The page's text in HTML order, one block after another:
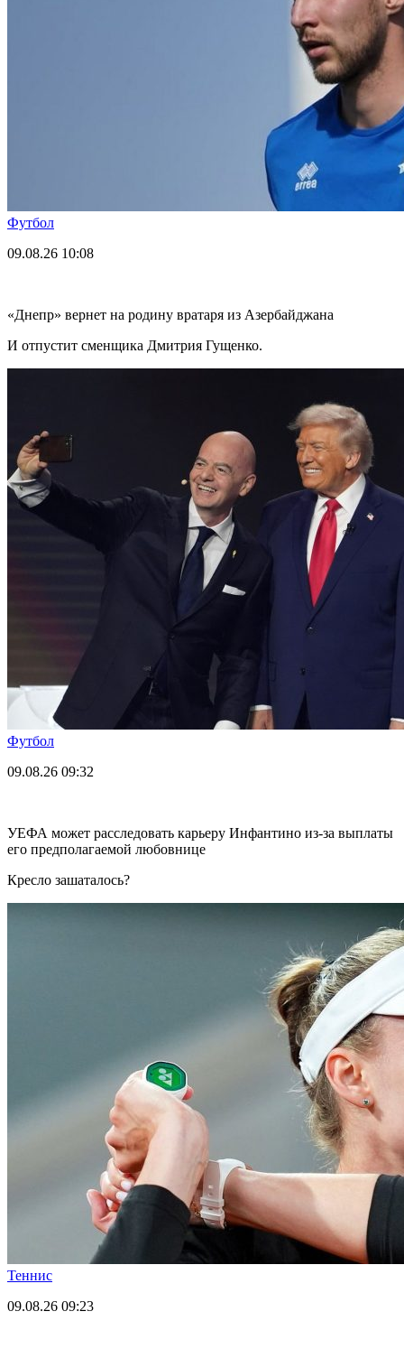
Футбол
09.08.26 10:08
«Днепр» вернет на родину вратаря из Азербайджана
И отпустит сменщика Дмитрия Гущенко.
Футбол
09.08.26 09:32
УЕФА может расследовать карьеру Инфантино из-за выплаты
его предполагаемой любовнице
Кресло зашаталось?
Теннис
09.08.26 09:23